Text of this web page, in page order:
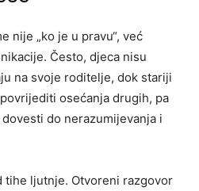
nije „ko je u pravu“, već
Često, djeca nisu
na svoje roditelje, dok stariji
osećanja drugih, pa
do nerazumijevanja i
tihe ljutnje. Otvoreni razgovor